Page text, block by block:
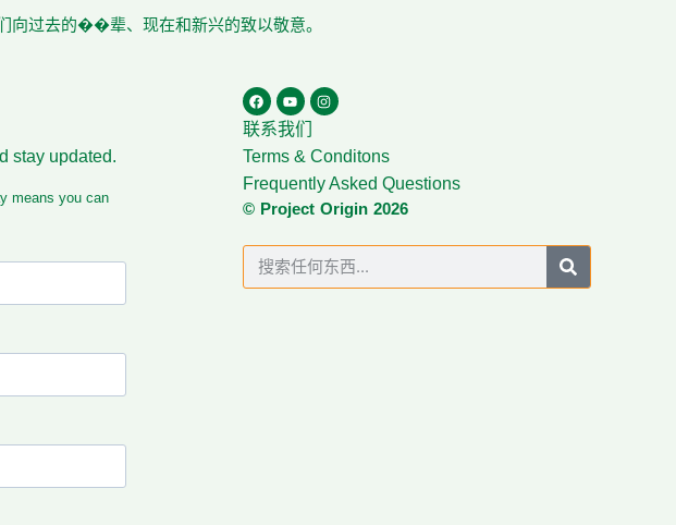
向过去的��辈、现在和新兴的致以敬意。
联系我们
Terms & Conditons
Frequently Asked Questions
© Project Origin 2026